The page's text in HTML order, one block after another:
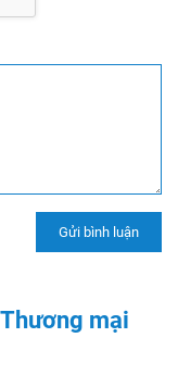
mại